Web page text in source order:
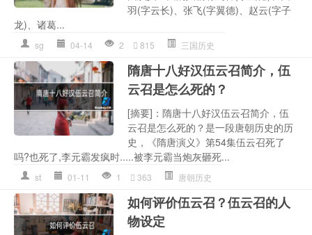
羽(字云长)、张飞(字翼德)、赵云(字子
龙)、诸葛...
sg 04-14 2 815 三国历史
隋唐十八好汉伍云召简介，伍
云召是怎么死的？
[摘要]：隋唐十八好汉伍云召简介，伍
云召是怎么死的？是一段唐朝历史的历
史，《隋唐演义》第54集伍云召死了
吗?也死了,李元霸发疯时.....被李元霸当炮灰砸死...
st 01-11 1 363 唐朝历史
如何评价伍云召？伍云召的人
物设定